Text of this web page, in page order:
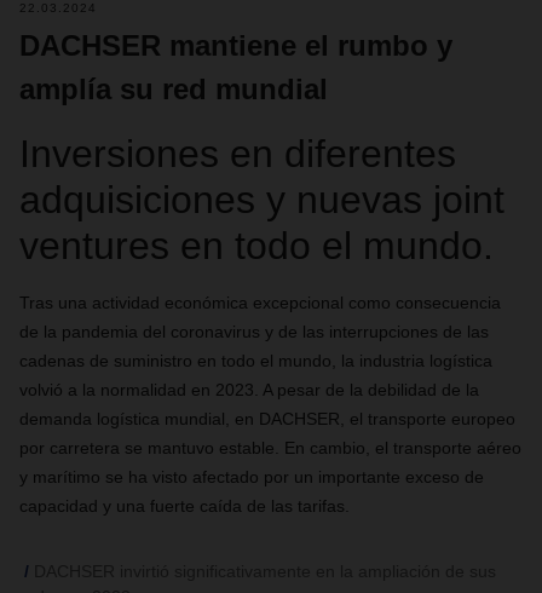
22.03.2024
DACHSER mantiene el rumbo y
amplía su red mundial
Inversiones en diferentes
adquisiciones y nuevas joint
ventures en todo el mundo.
Tras una actividad económica excepcional como consecuencia
de la pandemia del coronavirus y de las interrupciones de las
cadenas de suministro en todo el mundo, la industria logística
volvió a la normalidad en 2023. A pesar de la debilidad de la
demanda logística mundial, en DACHSER, el transporte europeo
por carretera se mantuvo estable. En cambio, el transporte aéreo
y marítimo se ha visto afectado por un importante exceso de
capacidad y una fuerte caída de las tarifas.